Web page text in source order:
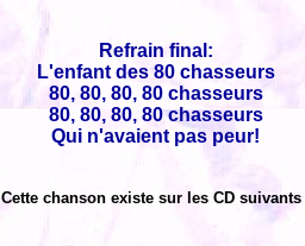
Refrain final:
L'enfant des 80 chasseurs
80, 80, 80, 80 chasseurs
80, 80, 80, 80 chasseurs
Qui n'avaient pas peur!
Cette chanson existe sur les CD suivants